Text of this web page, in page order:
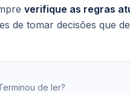
verifique as regras
de tomar decisões que
de ler?